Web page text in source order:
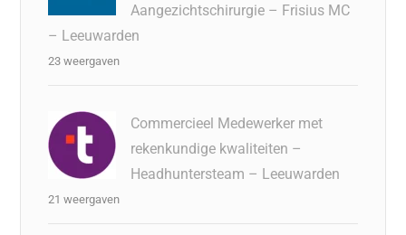
Aangezichtschirurgie – Frisius MC
– Leeuwarden
23 weergaven
Commercieel Medewerker met
rekenkundige kwaliteiten –
Headhuntersteam – Leeuwarden
21 weergaven